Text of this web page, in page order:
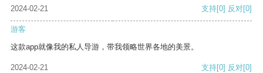
2024-02-21 支持[0] 反对[0]
游客
这款app就像我的私人导游，带我领略世界各地的美景。
2024-02-21 支持[0] 反对[0]